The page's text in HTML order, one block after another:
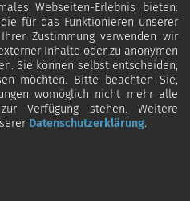
Webseiten-Erlebnis bieten.
für das Funktionieren unserer
Zustimmung verwenden wir
Inhalte oder zu anonymen
Sie können selbst entscheiden,
möchten. Bitte beachten Sie,
womöglich nicht mehr alle
Verfügung stehen. Weitere
Datenschutzerklärung.